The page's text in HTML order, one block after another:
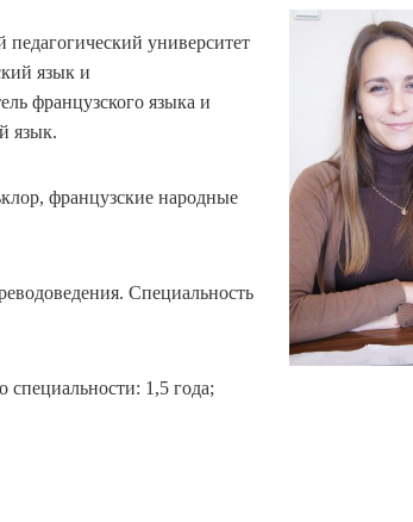
университет
язык и
французского языка и
язык.
французские народные
Специальность
1,5 года;